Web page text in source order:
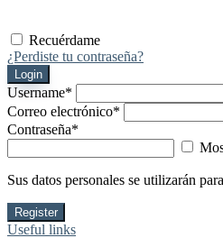
Recuérdame
¿Perdiste tu contraseña?
Login
Username*
Correo electrónico*
Contraseña*
Sus datos personales se utilizarán
Register
Useful links